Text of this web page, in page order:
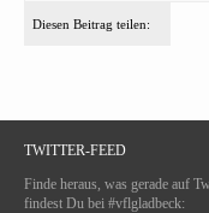
Diesen Beitrag teilen:
TWITTER-FEED
Finde heraus, was gerade auf
findest Du bei #vflgladbeck: